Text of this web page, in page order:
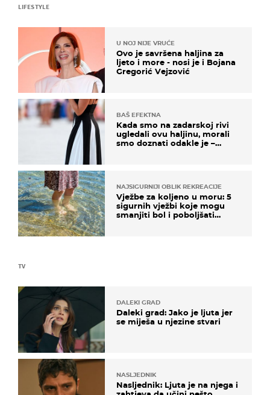
TV
DALEKI GRAD
Daleki grad: Jako je ljuta jer
se miješa u njezine stvari
NASLJEDNIK
Nasljednik: Ljuta je na njega i
LIFESTYLE
U NOJ NIJE VRUĆE
Ovo je savršena haljina za
ljeto i more - nosi je i Bojana
Gregorić Vejzović
BAŠ EFEKTNA
Kada smo na zadarskoj rivi
ugledali ovu haljinu, morali
smo doznati odakle je –
NAJSIGURNIJI OBLIK REKREACIJE
Vježbe za koljeno u moru: 5
sigurnih vježbi koje mogu
smanjiti bol i poboljšati